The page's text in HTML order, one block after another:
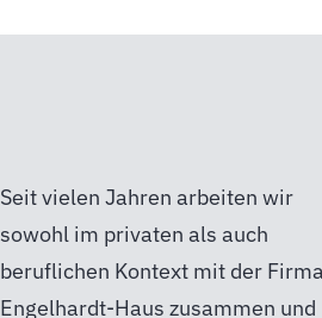
Seit vielen Jahren arbeiten wir
sowohl im privaten als auch
beruflichen Kontext mit der Firma
Engelhardt-Haus zusammen und
Überzeugend war und ist dabei
immer das „Bauen aus einer
Hand“ mit einem kompetenten
Team von Mitarbeiterinnen und